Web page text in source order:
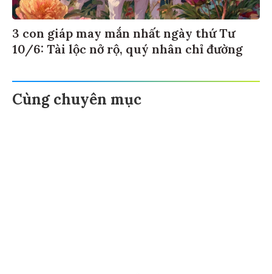
3 con giáp may mắn nhất ngày thứ Tư
10/6: Tài lộc nở rộ, quý nhân chỉ đường
Cùng chuyên mục